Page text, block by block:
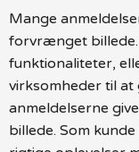
Mange
forvrænget
funktionaliteter,
virksomheder til
anmeldelserne
billede. Som